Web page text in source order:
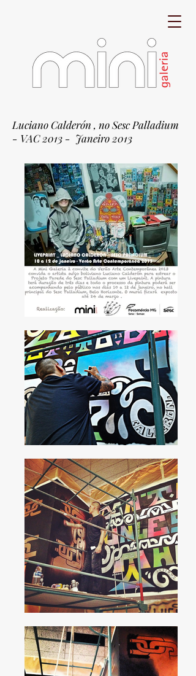
Luciano Calderón , no Sesc Palladium
- VAC 2013 - Janeiro 2013